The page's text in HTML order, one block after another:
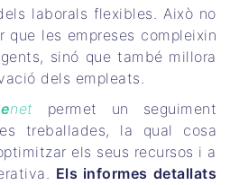
laborals flexibles. Això no
que les empreses compleixin
sinó que també millora
dels empleats.
net permet un seguiment
treballades, la qual cosa
els seus recursos i a
Els informes detallats